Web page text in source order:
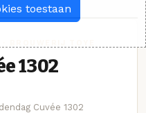
1302
Cuvée 1302
toestaan